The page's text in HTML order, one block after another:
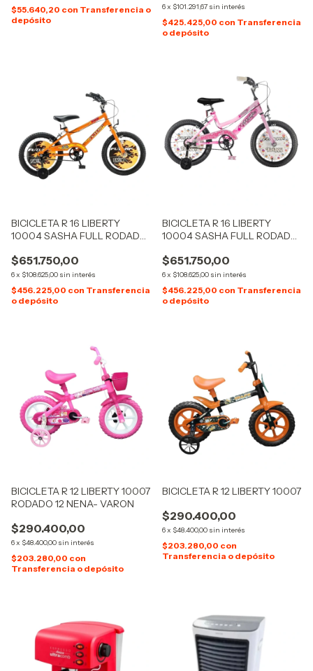
$55.640,20 con Transferencia o
depósito
6x $101.291,67 sin interés
$425.425,00 con Transferencia
o depósito
BICICLETA R 16 LIBERTY
10004 SASHA FULL RODADO
$651.750,00
6x $108.625,00 sin interés
$456.225,00 con Transferencia
o depósito
BICICLETA R 16 LIBERTY
10004 SASHA FULL RODADO
$651.750,00
6x $108.625,00 sin interés
$456.225,00 con Transferencia
o depósito
BICICLETA R 12 LIBERTY 10007
RODADO 12 NENA- VARON
$290.400,00
6x $48.400,00 sin interés
$203.280,00 con
Transferencia o depósito
BICICLETA R 12 LIBERTY 10007
$290.400,00
6x $48.400,00 sin interés
$203.280,00 con
Transferencia o depósito